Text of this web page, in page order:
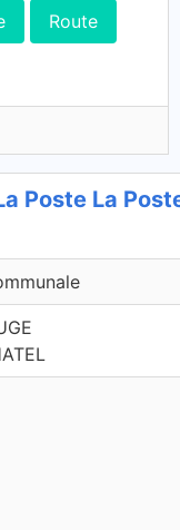
Route
Poste La